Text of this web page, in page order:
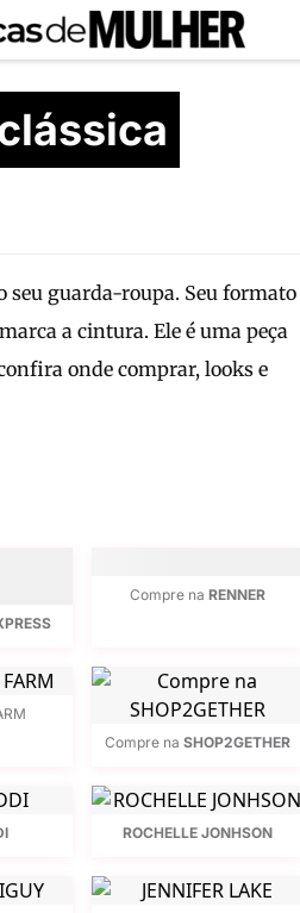
seu guarda-roupa. Seu formato
a cintura. Ele é uma peça
onde comprar, looks e
Compre na RENNER
Compre na SHOP2GETHER
ROCHELLE JONHSON